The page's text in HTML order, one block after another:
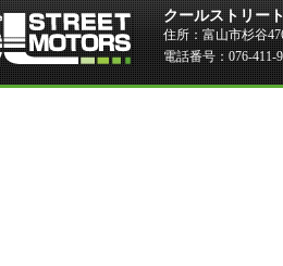
クールストリー
住所：富山市杉谷
電話番号：076-